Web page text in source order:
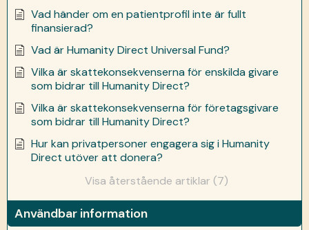
Vad händer om en patientprofil inte är fullt
finansierad?
Vad är Humanity Direct Universal Fund?
Vilka är skattekonsekvenserna för enskilda givare
som bidrar till Humanity Direct?
Vilka är skattekonsekvenserna för företagsgivare
som bidrar till Humanity Direct?
Hur kan privatpersoner engagera sig i Humanity
Direct utöver att donera?
Visa återstående artiklar (7)
Användbar information